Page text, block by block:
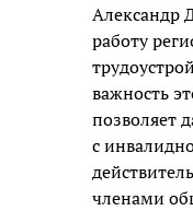
Александр
работу
важность
позволяет
с
членами